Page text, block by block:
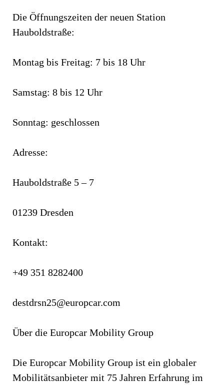
Die Öffnungszeiten der neuen Station
Hauboldstraße:
Montag bis Freitag: 7 bis 18 Uhr
Samstag: 8 bis 12 Uhr
Sonntag: geschlossen
Adresse:
Hauboldstraße 5 – 7
01239 Dresden
Kontakt:
+49 351 8282400
destdrsn25@europcar.com
Über die Europcar Mobility Group
Die Europcar Mobility Group ist ein globaler
Mobilitätsanbieter mit 75 Jahren Erfahrung im